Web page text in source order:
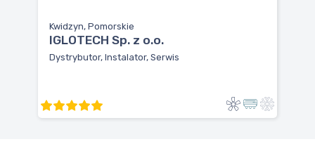
Kwidzyn, Pomorskie
IGLOTECH Sp. z o.o.
Dystrybutor, Instalator, Serwis